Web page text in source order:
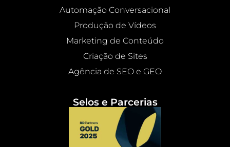
Automação Conversacional
Produção de Vídeos
Marketing de Conteúdo
Criação de Sites
Agência de SEO e GEO
Selos e Parcerias